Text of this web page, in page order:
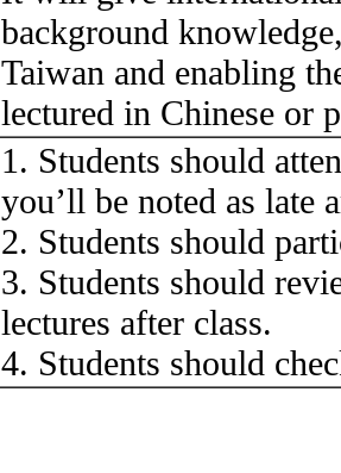
background
Taiwan and enabling
lectured in Chinese or
1. Students should
you’ll be noted as late
2. Students should
3. Students should
lectures after class.
4. Students should